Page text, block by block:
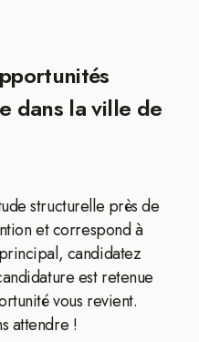
dans la ville de
structurelle près de
et correspond à
candidatez
est retenue
vous revient.
attendre !